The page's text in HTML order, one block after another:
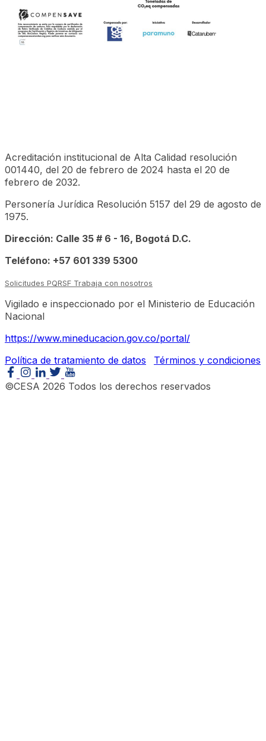
Acreditación institucional de Alta Calidad resolución
001440, del 20 de febrero de 2024 hasta el 20 de
febrero de 2032.
Personería Jurídica Resolución 5157 del 29 de agosto de
1975.
Dirección: Calle 35 # 6 - 16, Bogotá D.C.
Teléfono: +57 601 339 5300
Solicitudes PQRSF Trabaja con nosotros
Vigilado e inspeccionado por el Ministerio de Educación
Nacional
https://www.mineducacion.gov.co/portal/
Política de tratamiento de datos
Términos y condiciones
©CESA 2026 Todos los derechos reservados